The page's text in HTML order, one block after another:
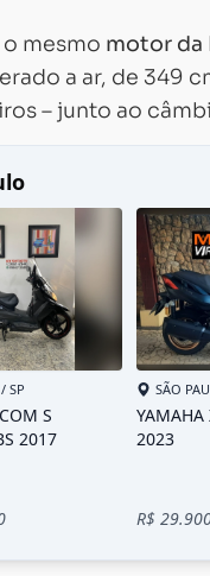
mesmo motor da
a ar, de 349
– junto ao